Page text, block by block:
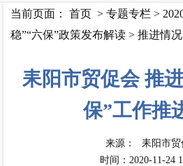
当前页面： 首页 > 专题专栏 >
稳”“六保”政策发布解读 > 推进情况
耒阳市贸促会 推
保”工作推
来源：
耒阳市贸
时间：2020-11-24